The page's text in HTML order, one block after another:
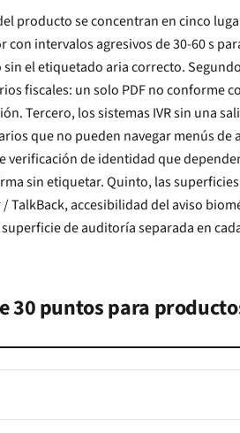
producto se concentran en cinco
de audio. Cuarto,
que dependen del arrastre
Quinto, las superficies de la aplicación
accesibilidad del aviso biométrico
de auditoría separada en
30 puntos para